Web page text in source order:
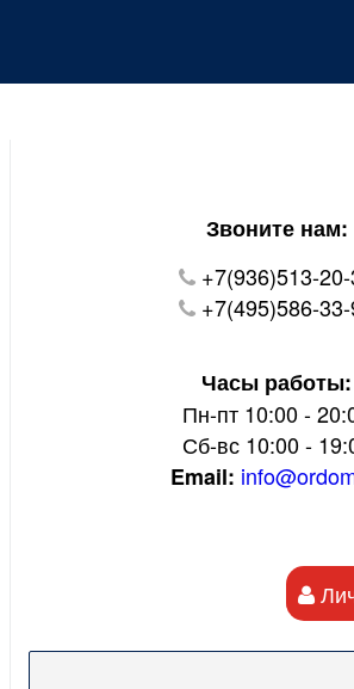
В настоящий момент на нашем
Звоните нам:
+7(936)513-
+7(495)586-
Часы работы:
Пн-пт 10:00 -
Сб-вс 10:00 -
Email: